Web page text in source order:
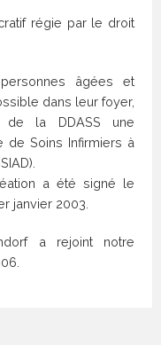
Tél :
03
Horaires
du
secrétariat
:
13h30 à
16h30
> PLAN
régie par le droit
âgées et
dans leur foyer,
de la DDASS une
de Soins Infirmiers à
a été signé le
janvier 2003.
a rejoint notre